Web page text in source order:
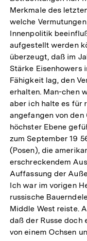
Merkmale des
welche
Innenpolitik
aufgestellt werden
überzeugt, daß im
Stärke Eisenhowers
Fähigkeit lag, den
erhalten. Man-chen
aber ich halte es für
angefangen von den
höchster Ebene
zum September 19
(Posen), die
erschreckendem
Auffassung der
Ich war im vorigen
russische
Middle West reiste.
daß der Russe doch
von einem Ochsen